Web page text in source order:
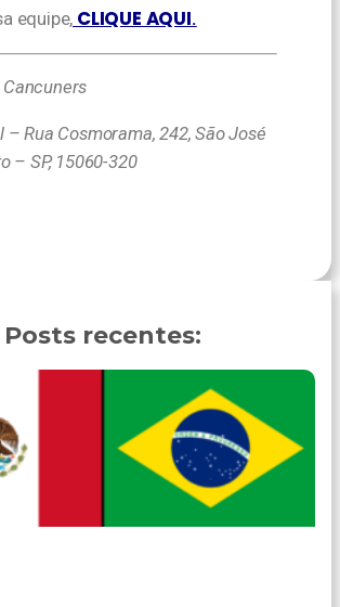
equipe, CLIQUE AQUI.
– Rua Cosmorama, 242, São José
– SP, 15060-320
Posts recentes: